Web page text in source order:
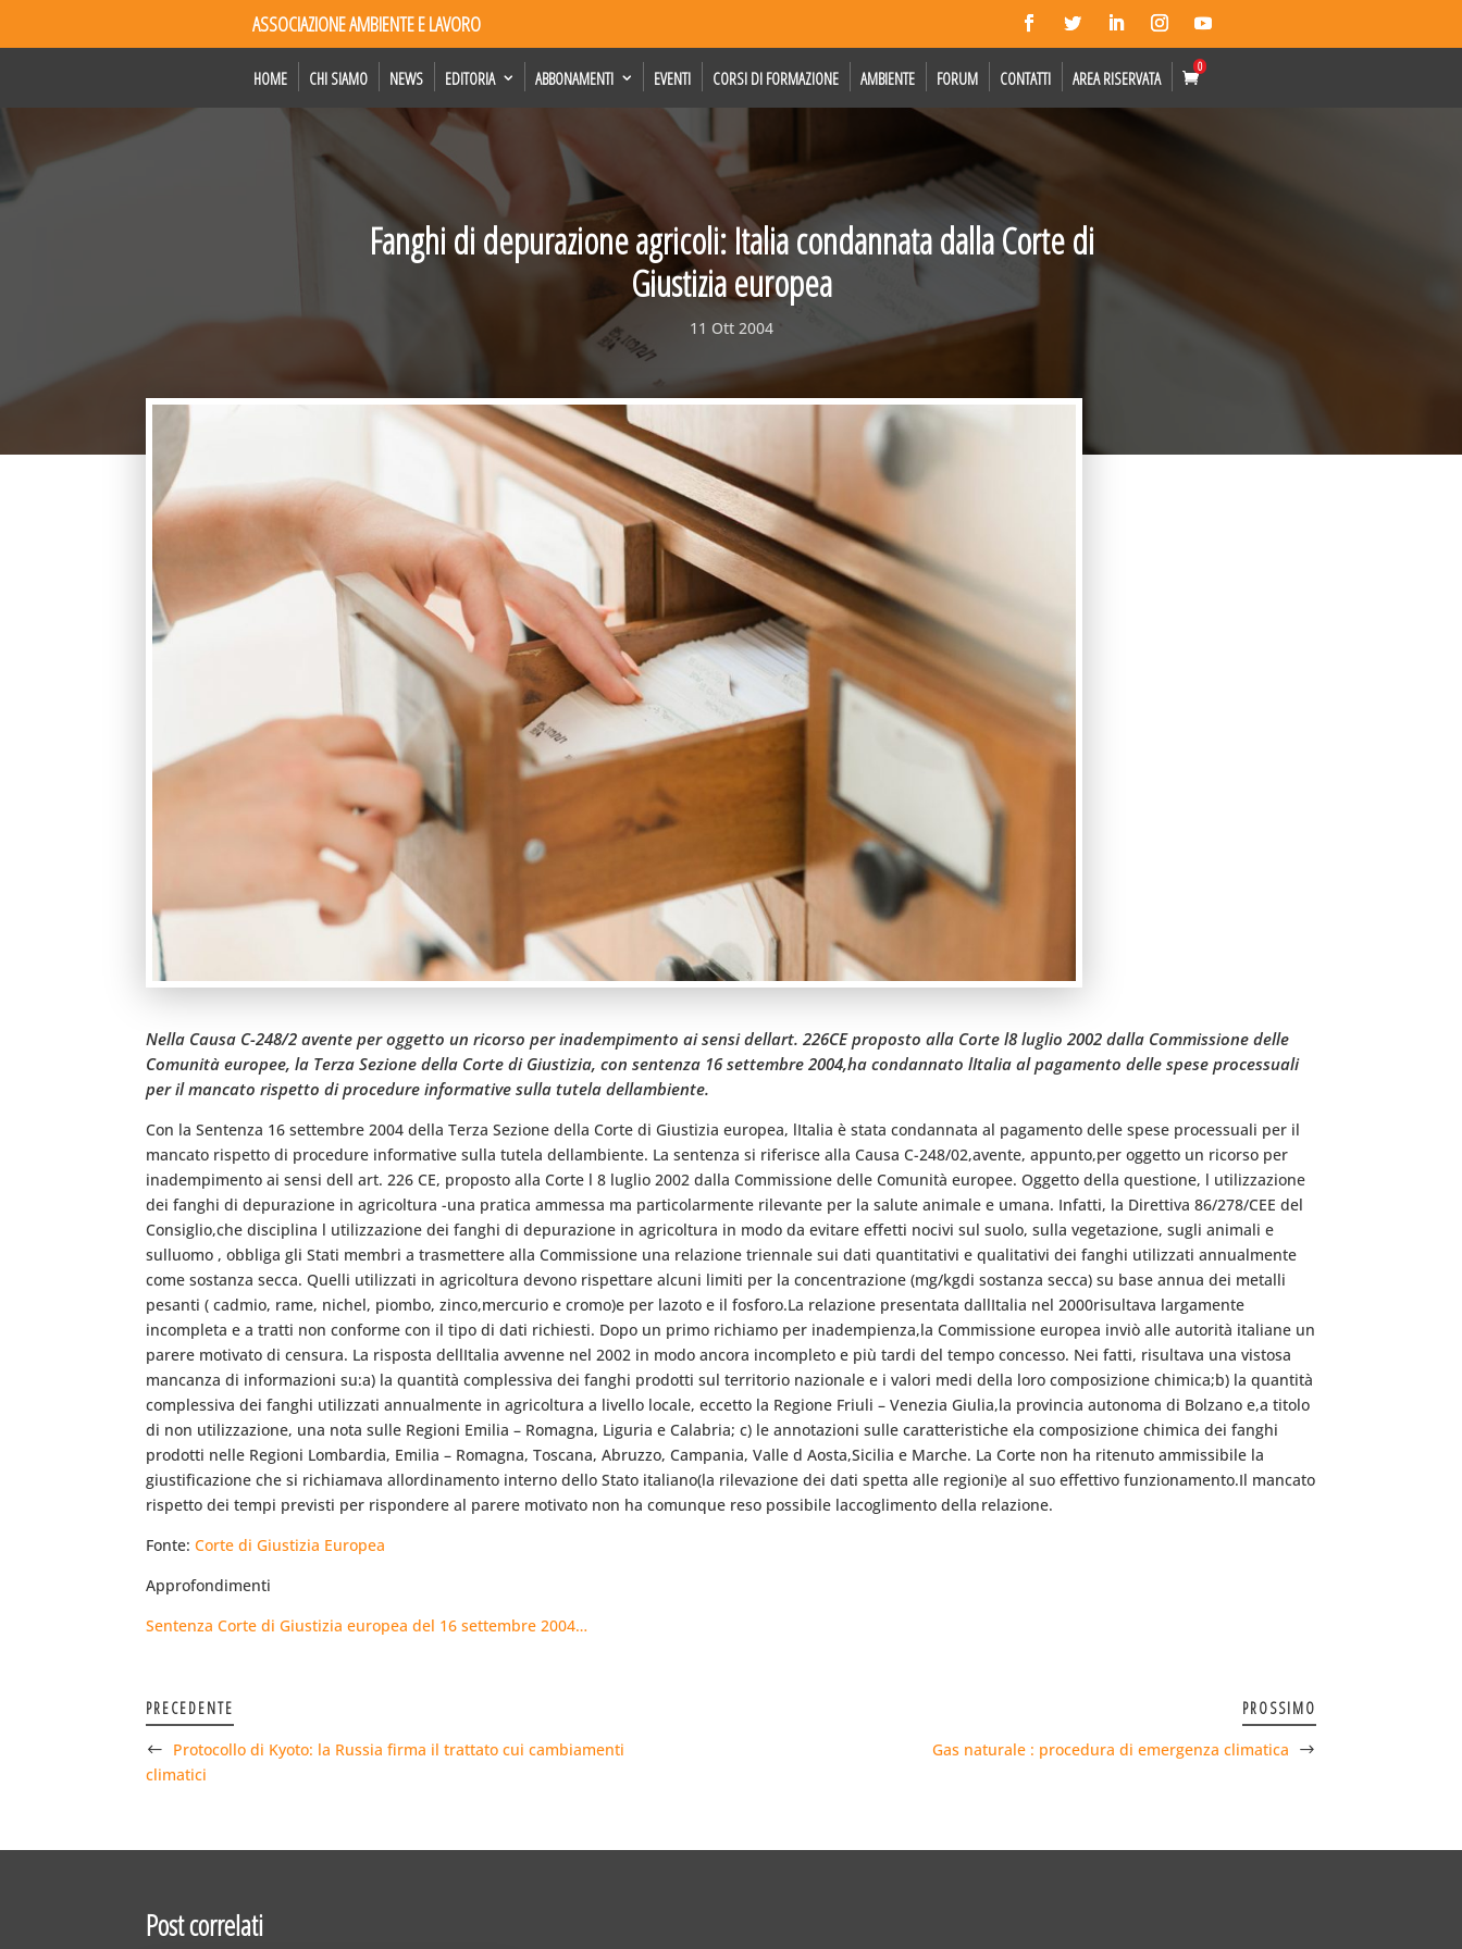
ASSOCIAZIONE AMBIENTE E LAVORO
HOME CHI SIAMO NEWS EDITORIA ABBONAMENTI EVENTI CORSI DI FORMAZIONE AMBIENTE FORUM CONTATTI AREA RISERVATA
0
Fanghi di depurazione agricoli: Italia condannata dalla Corte di
Giustizia europea
11 Ott 2004
Nella Causa C-248/2 avente per oggetto un ricorso per inadempimento ai sensi dellart. 226CE proposto alla Corte l8 luglio 2002 dalla Commissione delle
Comunità europee, la Terza Sezione della Corte di Giustizia, con sentenza 16 settembre 2004,ha condannato lItalia al pagamento delle spese processuali
per il mancato rispetto di procedure informative sulla tutela dellambiente.
Con la Sentenza 16 settembre 2004 della Terza Sezione della Corte di Giustizia europea, lItalia è stata condannata al pagamento delle spese processuali per il
mancato rispetto di procedure informative sulla tutela dellambiente. La sentenza si riferisce alla Causa C-248/02,avente, appunto,per oggetto un ricorso per
inadempimento ai sensi dell art. 226 CE, proposto alla Corte l 8 luglio 2002 dalla Commissione delle Comunità europee. Oggetto della questione, l utilizzazione
dei fanghi di depurazione in agricoltura -una pratica ammessa ma particolarmente rilevante per la salute animale e umana. Infatti, la Direttiva 86/278/CEE del
Consiglio,che disciplina l utilizzazione dei fanghi di depurazione in agricoltura in modo da evitare effetti nocivi sul suolo, sulla vegetazione, sugli animali e
sulluomo , obbliga gli Stati membri a trasmettere alla Commissione una relazione triennale sui dati quantitativi e qualitativi dei fanghi utilizzati annualmente
come sostanza secca. Quelli utilizzati in agricoltura devono rispettare alcuni limiti per la concentrazione (mg/kgdi sostanza secca) su base annua dei metalli
pesanti ( cadmio, rame, nichel, piombo, zinco,mercurio e cromo)e per lazoto e il fosforo.La relazione presentata dallItalia nel 2000risultava largamente
incompleta e a tratti non conforme con il tipo di dati richiesti. Dopo un primo richiamo per inadempienza,la Commissione europea inviò alle autorità italiane un
parere motivato di censura. La risposta dellItalia avvenne nel 2002 in modo ancora incompleto e più tardi del tempo concesso. Nei fatti, risultava una vistosa
mancanza di informazioni su:a) la quantità complessiva dei fanghi prodotti sul territorio nazionale e i valori medi della loro composizione chimica;b) la quantità
complessiva dei fanghi utilizzati annualmente in agricoltura a livello locale, eccetto la Regione Friuli – Venezia Giulia,la provincia autonoma di Bolzano e,a titolo
di non utilizzazione, una nota sulle Regioni Emilia – Romagna, Liguria e Calabria; c) le annotazioni sulle caratteristiche ela composizione chimica dei fanghi
prodotti nelle Regioni Lombardia, Emilia – Romagna, Toscana, Abruzzo, Campania, Valle d Aosta,Sicilia e Marche. La Corte non ha ritenuto ammissibile la
giustificazione che si richiamava allordinamento interno dello Stato italiano(la rilevazione dei dati spetta alle regioni)e al suo effettivo funzionamento.Il mancato
rispetto dei tempi previsti per rispondere al parere motivato non ha comunque reso possibile laccoglimento della relazione.
Fonte:Corte di Giustizia Europea
Approfondimenti
Sentenza Corte di Giustizia europea del 16 settembre 2004…
PRECEDENTE
Protocollo di Kyoto: la Russia firma il trattato cui cambiamenti
climatici
PROSSIMO
Gas naturale : procedura di emergenza climatica
Post correlati